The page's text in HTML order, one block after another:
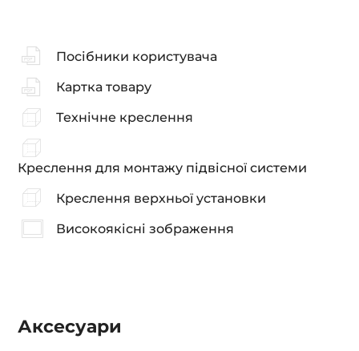
Посібники користувача
Картка товару
Технічне креслення
Креслення для монтажу підвісної системи
Креслення верхньої установки
Високоякісні зображення
Аксесуари